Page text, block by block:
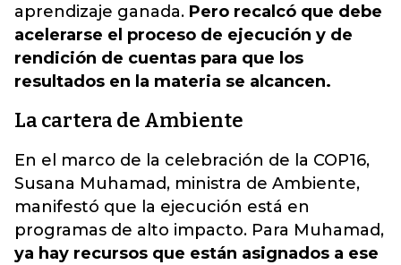
aprendizaje ganada. Pero recalcó que debe
acelerarse el proceso de ejecución y de
rendición de cuentas para que los
resultados en la materia se alcancen.
La cartera de Ambiente
En el marco de la celebración de la COP16,
Susana Muhamad, ministra de Ambiente,
manifestó que la ejecución está en
programas de alto impacto. Para Muhamad,
ya hay recursos que están asignados a ese